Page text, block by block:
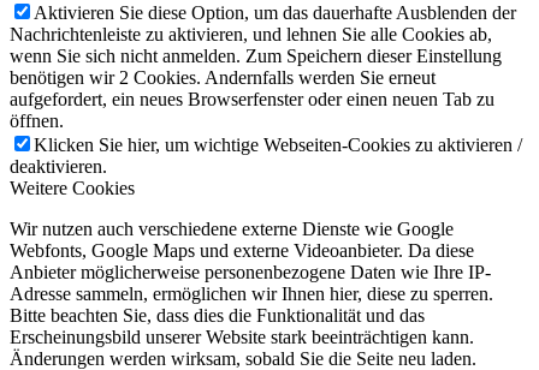
Aktivieren Sie diese Option, um das dauerhafte Ausblenden der
Nachrichtenleiste zu aktivieren, und lehnen Sie alle Cookies ab,
wenn Sie sich nicht anmelden. Zum Speichern dieser Einstellung
benötigen wir 2 Cookies. Andernfalls werden Sie erneut
aufgefordert, ein neues Browserfenster oder einen neuen Tab zu
öffnen.
Klicken Sie hier, um wichtige Webseiten-Cookies zu aktivieren /
deaktivieren.
Weitere Cookies
Wir nutzen auch verschiedene externe Dienste wie Google
Webfonts, Google Maps und externe Videoanbieter. Da diese
Anbieter möglicherweise personenbezogene Daten wie Ihre IP-
Adresse sammeln, ermöglichen wir Ihnen hier, diese zu sperren.
Bitte beachten Sie, dass dies die Funktionalität und das
Erscheinungsbild unserer Website stark beeinträchtigen kann.
Änderungen werden wirksam, sobald Sie die Seite neu laden.